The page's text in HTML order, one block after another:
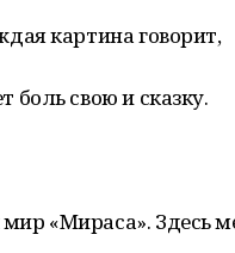
картина говорит,
боль свою и сказку.
«Мираса». Здесь